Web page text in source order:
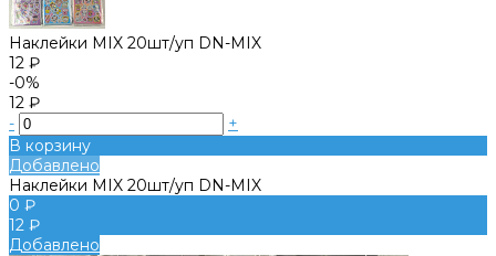
Наклейки MIX 20шт/уп DN-MIX
12 ₽
-0%
12 ₽
-
+
В корзину
Добавлено
Наклейки MIX 20шт/уп DN-MIX
0 ₽
12 ₽
Добавлено